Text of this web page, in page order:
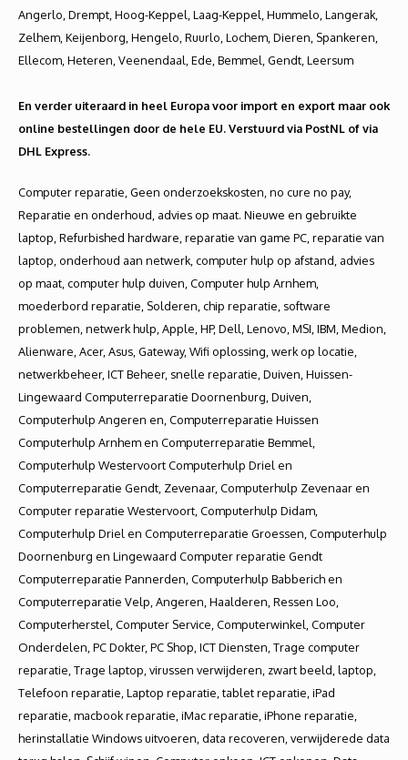
Angerlo, Drempt, Hoog-Keppel, Laag-Keppel, Hummelo, Langerak,
Zelhem, Keijenborg, Hengelo, Ruurlo, Lochem, Dieren, Spankeren,
Ellecom, Heteren, Veenendaal, Ede, Bemmel, Gendt, Leersum
En verder uiteraard in heel Europa voor import en export maar ook
online bestellingen door de hele EU. Verstuurd via PostNL of via
DHL Express.
Computer reparatie, Geen onderzoekskosten, no cure no pay, Reparatie en onderhoud, advies op maat. Nieuwe en gebruikte laptop, Refurbished hardware, reparatie van game PC, reparatie van laptop, onderhoud aan netwerk, computer hulp op afstand, advies op maat, computer hulp duiven, Computer hulp Arnhem, moederbord reparatie, Solderen, chip reparatie, software problemen, netwerk hulp, Apple, HP, Dell, Lenovo, MSI, IBM, Medion, Alienware, Acer, Asus, Gateway, Wifi oplossing, werk op locatie, netwerkbeheer, ICT Beheer, snelle reparatie, Duiven, Huissen- Lingewaard Computerreparatie Doornenburg, Duiven, Computerhulp Angeren en, Computerreparatie Huissen Computerhulp Arnhem en Computerreparatie Bemmel, Computerhulp Westervoort Computerhulp Driel en Computerreparatie Gendt, Zevenaar, Computerhulp Zevenaar en Computer reparatie Westervoort, Computerhulp Didam, Computerhulp Driel en Computerreparatie Groessen, Computerhulp Doornenburg en Lingewaard Computer reparatie Gendt Computerreparatie Pannerden, Computerhulp Babberich en Computerreparatie Velp, Angeren, Haalderen, Ressen Loo, Computerherstel, Computer Service, Computerwinkel, Computer Onderdelen, PC Dokter, PC Shop, ICT Diensten, Trage computer reparatie, Trage laptop, virussen verwijderen, zwart beeld, laptop, Telefoon reparatie, Laptop reparatie, tablet reparatie, iPad reparatie, macbook reparatie, iMac reparatie, iPhone reparatie, herinstallatie Windows uitvoeren, data recoveren, verwijderede data terug halen, Schijf wipen, Computer opkoop, ICT opkopen, Data overzetten, Data behoud, computer storing verhelpen, Computershop, Computer winkel duiven, Computerwinkel Westervoort, Computerwinkel Zevenaar, Computerwinkel Arnhem, Computerwinkel Didam, Computer shop. Advies reparatie onderhoud, computer opschonen, Computer vervangen, Gebruikte hardware, Repareren macbook, Apple reparatie, Computer advies, Laptop advies, School laptop, Laptop voor werk, Bedrijf starten, ICT oplossing, schijf formatteren, laptop geeft geen beeld meer, computer geeft geen beeld meer, Beste service voor de beste prijs, Computer reparatie in de buurt, Macbook reparatie, macbook upgraden, iMac upgraden, Samsung reparatie, Huawei reparatie, Telefoon reparatie, Scherm reparatie, Telefoon scherm reparatie, tablet scherm reparatie, Telefoon reparatie Arnhem, Tablet reparatie Arnhem Telefoon reparatie Duiven, Telefoon reparatie Zevenaar, Computer herstellen werkt niet, Computer reparatie in de buurt, Computer shop Duiven, Snelle computer reparatie, Computer service, Computer onderhoud, Laptop service Duiven, Laptop onderhoud Duiven. Computerservice A12, Computer winkel A12, Computerwinkel Snelweg, Duiven. Computerhulp Duiven, computer reparatie Duiven, Computerreparatie Gelderland, Computerhulp Nieuwgraaf, computer reparatie Reeshof, Computerhulp Lathum, computer reparatie Giesbeek, Computerhulp Beijnum, computer reparatie Didam, Apple specialist, Computer hulp Ganzenpoel, computer reparatie Westervoort, Computerhulp Huissen, computer reparatie Elst, Computerhulp Elst, Computer reparatie Huissen, Computerhulp Greffelkamp, Computerreparatie Loil, Computerhulp Angerlo, Computer reparatie Nieuw-Wehl, Computerhulp Chaam, Computerreparatie Wehl, Computerhulp Friesland, computer reparatie Nieuw-Dijk, Computerhulp Dichteren, computer reparatie Doetinchem, Computerhulp Keppel, Computer reparatie Stegeslag, Computerhulp Lentemorgen, computer reparatie Zevenaar, Computer hulp Ooij, Computerreparatie Groessen, Computerhulp Loo, computerreparatie De Keel, Computer hulp Ganzenpoel, computerreparatie Pannerden, Computer hulp Aerdt, computer, computer reparatie Herwen, Computer hulp Lobith, Aan huis, Computer reparatie Tolkamer, Computer service Spijk, Apple specialist Computer herstel Hock-Elten, Computerhulp Veldhuizen en omstreken, Snelle en vriendelijke computerhulp Babberich, Trage computer Kwartier, Computer traag Loerbeek, Laptop scherm vervangen Duiven, Computerhulp Duiven en omstreken, Computer reparatie Duiven, Voeding kapot, Computer start niet op, Computer virusvrij maken, Computer opschonen, PC opschonen, Zwart scherm, Blauw scherm, Computerhulp Duiven Universiteit, Duiven University, Computerhulp Duiven, Computerhulp de Reit, Windows 10 upgrade, Windows 10 upgraden, Windows 7 naar Windows 10 upgraden, Windows 8 naar Windows 10 upgraden, Windows 8.1 naar Windows 10 upgraden, Windows 10 upgrade, Computer reparatie Duiven, Laptop reparatie, Desktop reparatie, Netbook reparatie, Notebook reparatie, Tablet reparatie, iPad reparatie, Apple reparatie, iPhone reparatie, Smartphone reparatie, PC reparatie, Computer reparatie, PC shop, Computer winkel, Computerreparatie, PC hulp, Vossenberg, Kraaiven, Loven, Kanaalzone, computer reparatie Duiven Het Laar, Computerhulp Duiven Katsbogten, Kreitenmolen, Albion, Tradepark58, Bakertand, Schepersven, Zwaluwenbunders, Bedrijvenpark Charlotte, Computerwinkel Duiven, Bedrijvenpark Enschot, Wijkevoort, computer reparatie Duiven Berkhoek, Computer reparatie bedrijventerrein, Computerreparatie Computerhulp MKB, Computerreparatie Noord-Brabant, Politie virus verwijderen, Politievirus verwijdering, Virus verwijdering, Data Recovery, Cloud diensten, Virus beveiliging, computerhulp Duiven aan huis, computer erg traag, computer heel traag, computer is traag, computer start traag, computer te traag, computer werkt traag, computer zeer traag, Goedkope game pc, iPad scherm vervangen, ICT Waarborg gecertificeerd, service aan huis, Computer reparatie Duiven, Computerhulp Duiven, Computer onderhoudsbeurt, Computer reparatie Rijen, Computer APK, Laptop onderhoud, Trage computer, computer opschonen windows, Computer kopen Duiven, Laptop kopen Duiven, Desktop kopen Duiven, computer reparatie Duiven, pc dokter Duiven, Nederland is een computerland, laptop reparatie, computer totaal opgeschoond, laptopshop, computer onderdelen, computerzaak, computer winkel, pc winkel, computerhulp Duiven, desktop reparatie Duiven, laptopscherm vervangen, aan huis, iPad scherm vervangen Duiven, pc reparatie Duiven Reeshof, computer opschonen Duiven, pc opschonen Duiven, Duiven, Reeshof, Gilze, Udenhout, Berkel-Enschot, Oisterwijk, Hilvarenbeek, Goirle, Riel, Alphen NB, Moergestel, Duiven west, Duiven oost, Duiven noord, Duiven zuid, Duiven en omstreken, Data recovery, Virus beveiliging, Back up diensten, computer reparatie Duiven, Vakantiefoto’s kwijt, Bestanden kwijt, Harde schijf gecrasht, computer kopen, desktop kopen, pc kopen, laptop kopen, refurbished laptop, Windows 10 upgrade, computer herinstalleren, herinstallatie, formatteren, computer traag Duiven, computer problemen, laptop opschonen, computerhulp Duiven, Computer Repair Duiven, computer winkel Duiven, pc shop Duiven, computerreparatie aan huis, Apple reparatie, iMac reparatie, Macbook reparatie, iPhone reparatie, Chromebook reparatie, iPhone repareren, pc reparatie Duiven, computer repareren Duiven, handige mensen, computer reparatie rijen, computerhulp, pc problemen, pc problemen Duiven, pc reparatie, pc reparatie Duiven, pc repareren, , computer reparatie Duiven, desktop reparatie Duiven, notebook reparatie Duiven, pc reparatie Duiven, glasvezel, computer herstel, computerherstel, snel computerherstel, snel computer herstel, computer herstel Duiven, laptop herstel, pc herstel, iPad herstel, windows herstel, computer reparatie Duiven, computerproblemen Duiven, computer dokter, pc dokter, Windows repareren, pc reparatie Duiven , computer repareren Duiven, computer reparatie in Duiven, Duiven computer reparaties, Duiven Mac reparatie computer reparatie, computerherstel Duiven Reeshof, computerhulp aan huis Duiven apple computerhulp, PC reparatie Duiven, data recovery, computer reparatie Duiven, ICT diensten, computer storing Duiven, computer probleem Duiven, computer start niet op, computer samenstellen, pc sneller maken, pc crash, pc Duiven, pc traag, u computer is geblokkeerd politie, u computer is geblokkeerd ukash, netwerkbeheer, netwerk aanleggen, wifi problemen, slechte wifi verbinding, wifi traag, wifi zwakte, slechte wifi, wifi bereik, wlan problemen, wlan slecht, wlan dekking, slechte wlan verbinding, wifi bereik vergroten, wifi geen verbinding, geen wifi verbinding, wifi valt weg, wifi valt uit, wifi werkt niet, wifi versterker, wifi versterken, wlan versterken, wireless netwerk, wireless network, Windows herinstalleren, Windows herinstallatie, Computerhulp Duiven, Windows opnieuw installeren, data overzetten, Computerhulp Duiven, reparatie aan huis, computer problemen, computerproblemen, computer storing, computer reparatie , computerhulp Doesburg, FreshPC Computer Service Duiven, Computer reparatie , Computerhulp , Computerhulp , Computer reparatie , Computer reparatie , Computerhulp, Computer , ICT diensten, Reparatie van computers en randapparatuur, Advisering op het gebied van informatietechnologie, Computer reparatie service, computerhulp en ICT oplossingen. Tevens ICT diensten, systeembeheer en netwerkbeer, kantoorautomatisering, camerabeveiliging, totaalbeveiliging, centrale bestandenopslag, backupdiensten, leveren en configureren van computers en software, Snelle en vriendelijke Computerhulp Duiven, Computerreparatie Duiven en Computer Service Duiven, PC reparatie , iPhone reparatie en iPad reparatie , Desktop reparatie , Laptop reparatie en Notebook reparatie Computer Service Computerhulp Duiven, Netbook reparatie , Computer hulp Aan huis, Computer reparatie , Computer service , Computer herstel , Trage computer Duiven, Computer traag Velp, Laptop scherm vervangen Rheden, Voeding kapot, Computer start niet op, Computer virusvrij maken, Computer opschonen, PC reparatie, Tablet reparatie, Apple reparatie, iPhone reparatie, Smartphone reparatie, Zwart scherm, Blauw scherm, ICT dienstverlening, Duiven centrum, Computer fixen, pc fix, laptop repareren, Computerhulp Duiven, Computerhulp Duiven, Computerhulp Liemen, Computer reparatie Gelderland, computerhulp Elst, Computerhulp Andelst, Computerhulp Driel, Computerhulp Hemmen